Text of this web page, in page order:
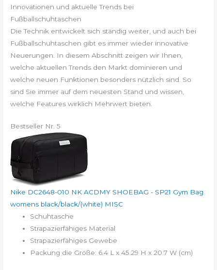
Innovationen und aktuelle Trends bei
Fußballschuhtaschen
Die Technik entwickelt sich ständig weiter, und auch bei
Fußballschuhtaschen gibt es immer wieder innovative
Neuerungen. In diesem Abschnitt zeigen wir Ihnen,
welche aktuellen Trends den Markt dominieren und
welche neuen Funktionen besonders nützlich sind. So
sind Sie immer auf dem neuesten Stand und wissen,
welche Features wirklich Mehrwert bieten.
Bestseller Nr. 5
Nike DC2648-010 NK ACDMY SHOEBAG - SP21 Gym Bag
womens black/black/(white) MISC
Schuhtasche
Strapazierfähiges Material
Strapazierfähiges Gewebe
Packung die Größe: 6.4 L x 45.29 H x 20.7 W (cm)